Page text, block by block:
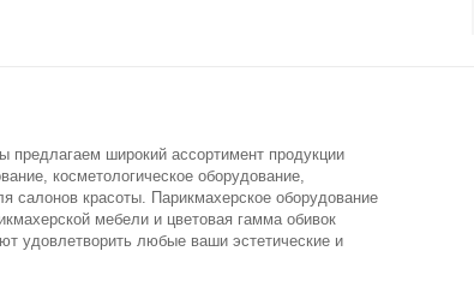
широкий ассортимент продукции
косметологическое оборудование,
салонов красоты. Парикмахерское оборудование
мебели и цветовая гамма обивок
удовлетворить любые ваши эстетические и